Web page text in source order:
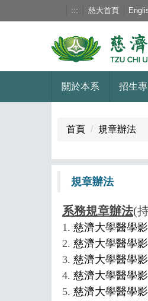
到
關於本系 招生
::: 慈大首頁
首頁 規章辦法
規章辦法
系務規章辦法(
1. 慈濟大學醫學
2. 慈濟大學醫學
3. 慈濟大學醫學
4. 慈濟大學醫學
5. 慈濟大學醫學